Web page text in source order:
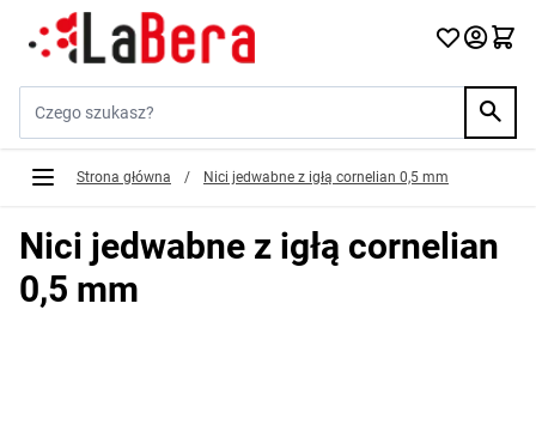
Przejdź do treści
Strona główna / Nici jedwabne z igłą cornelian 0,5 mm
Nici jedwabne z igłą cornelian
0,5 mm